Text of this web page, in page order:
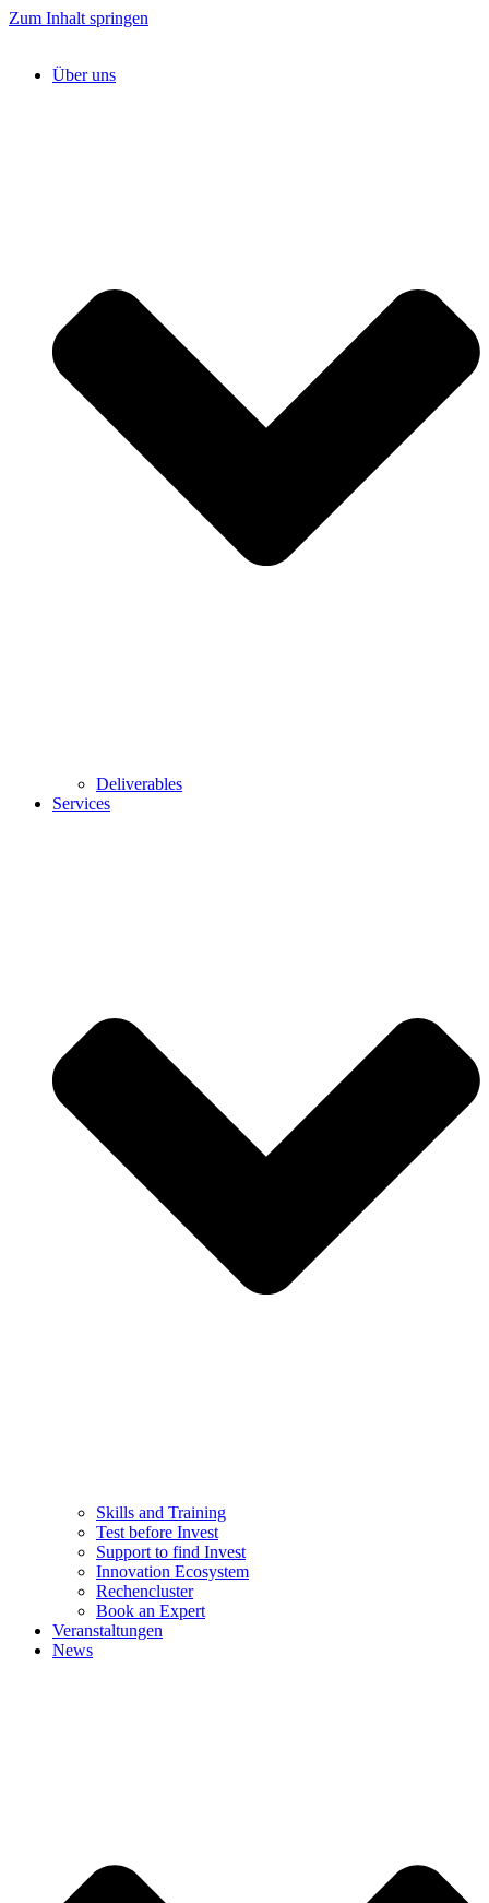
Zum Inhalt springen
Über uns
Deliverables
Services
Skills and Training
Test before Invest
Support to find Invest
Innovation Ecosystem
Rechencluster​
Book an Expert
Veranstaltungen
News